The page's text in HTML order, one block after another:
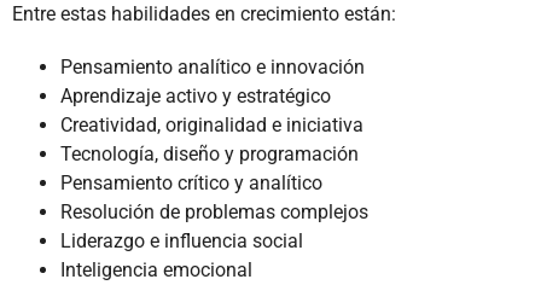
Entre estas habilidades en crecimiento están:
Pensamiento analítico e innovación
Aprendizaje activo y estratégico
Creatividad, originalidad e iniciativa
Tecnología, diseño y programación
Pensamiento crítico y analítico
Resolución de problemas complejos
Liderazgo e influencia social
Inteligencia emocional